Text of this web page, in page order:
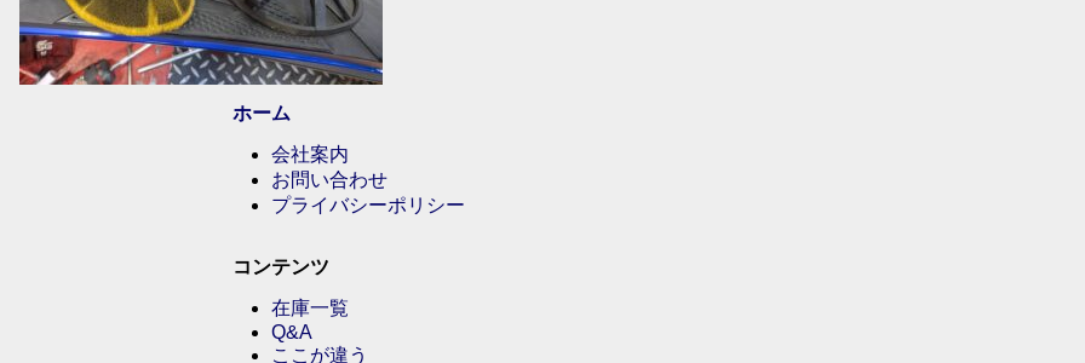
ホーム
会社案内
お問い合わせ
プライバシーポリシー
コンテンツ
在庫一覧
Q&A
ここが違う